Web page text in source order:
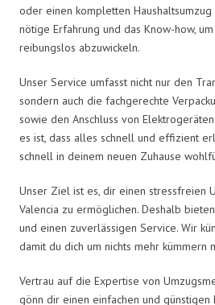
oder einen kompletten
nötige Erfahrung und das Know-how,
reibungslos abzuwickeln.
Unser Service umfasst nicht nur den
sondern auch die fachgerechte
sowie den Anschluss von
es ist, dass alles schnell und effizient
schnell in deinem neuen Zuhause
Unser Ziel ist es, dir einen stressfreien
Valencia zu ermöglichen. Deshalb
und einen zuverlässigen Service. Wir
damit du dich um nichts mehr kümmern
Vertrau auf die Expertise von
gönn dir einen einfachen und